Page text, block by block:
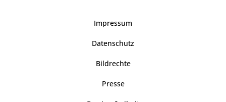
Impressum
Datenschutz
Bildrechte
Presse